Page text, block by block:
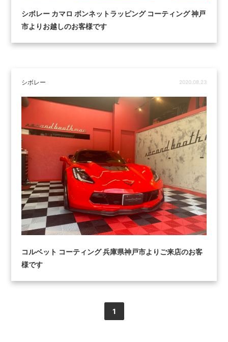
シボレー カマロ ボンネットラッピング コーティング 神戸
市よりお越しのお客様です
シボレー 2020.08.23
コルベット コーティング 兵庫県神戸市よりご来店のお客
様です
1